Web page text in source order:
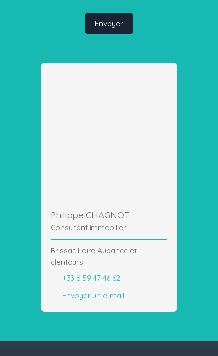
Envoyer
Philippe CHAGNOT
Consultant immobilier
Brissac Loire Aubance et
alentours
+33 6 59 47 46 62
Envoyer un e-mail